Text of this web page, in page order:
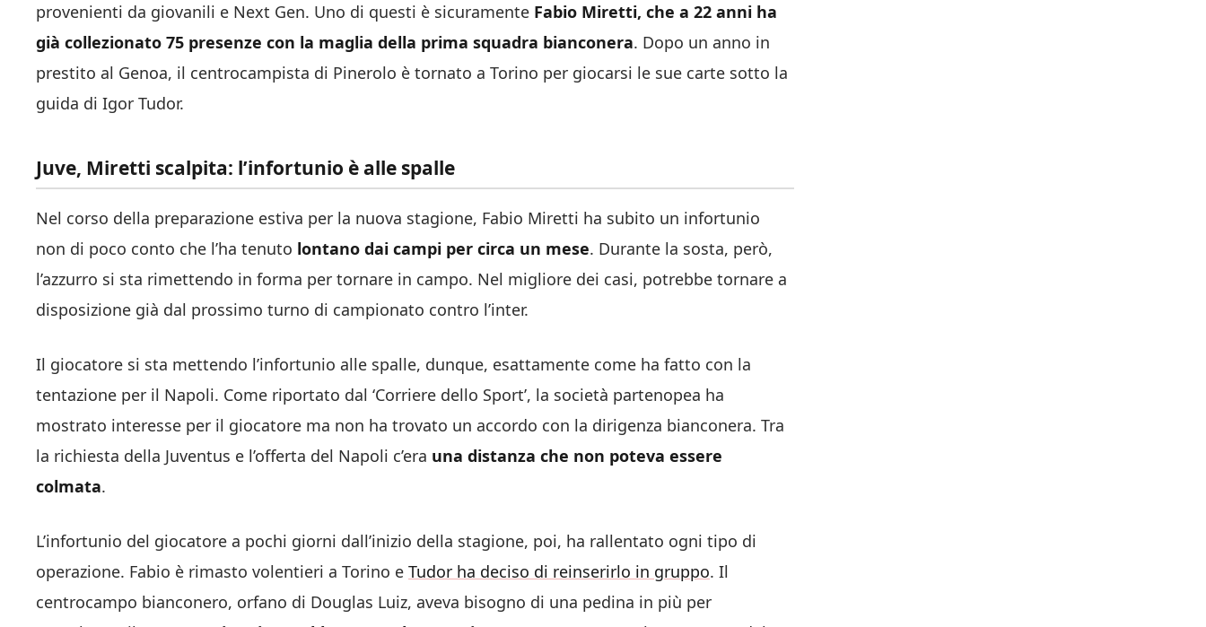
provenienti da giovanili e Next Gen. Uno di questi è sicuramente Fabio Miretti, che a 22 anni ha
già collezionato 75 presenze con la maglia della prima squadra bianconera. Dopo un anno in
prestito al Genoa, il centrocampista di Pinerolo è tornato a Torino per giocarsi le sue carte sotto la
guida di Igor Tudor.
Juve, Miretti scalpita: l’infortunio è alle spalle
Nel corso della preparazione estiva per la nuova stagione, Fabio Miretti ha subito un infortunio
non di poco conto che l’ha tenuto lontano dai campi per circa un mese. Durante la sosta, però,
l’azzurro si sta rimettendo in forma per tornare in campo. Nel migliore dei casi, potrebbe tornare a
disposizione già dal prossimo turno di campionato contro l’inter.
Il giocatore si sta mettendo l’infortunio alle spalle, dunque, esattamente come ha fatto con la
tentazione per il Napoli. Come riportato dal ‘Corriere dello Sport’, la società partenopea ha
mostrato interesse per il giocatore ma non ha trovato un accordo con la dirigenza bianconera. Tra
la richiesta della Juventus e l’offerta del Napoli c’era una distanza che non poteva essere
colmata.
L’infortunio del giocatore a pochi giorni dall’inizio della stagione, poi, ha rallentato ogni tipo di
operazione. Fabio è rimasto volentieri a Torino e Tudor ha deciso di reinserirlo in gruppo. Il
centrocampo bianconero, orfano di Douglas Luiz, aveva bisogno di una pedina in più per